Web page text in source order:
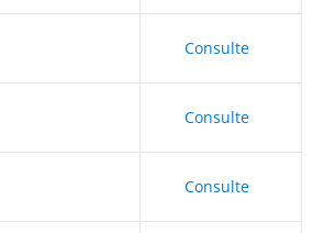
Consulte
Consulte
Consulte